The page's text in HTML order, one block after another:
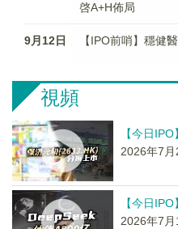
啓A+H佈局
9月12日 【IPO前哨】穩健
視頻
【今日
2026年7
【今日
2026年7